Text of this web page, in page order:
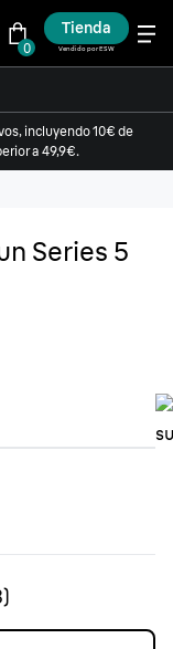
0
Tienda
Vendido por ESW
incluyendo 10€ de
a 49,9€.
Series 5
)